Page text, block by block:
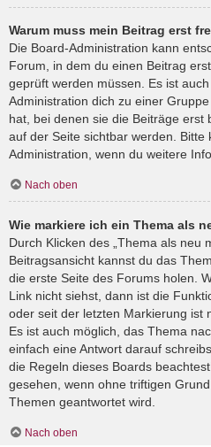
Warum muss mein Beitrag erst
Die Board-Administration kann
Forum, in dem du einen Beitrag
geprüft werden müssen. Es ist
Administration dich zu einer
hat, bei denen sie die Beiträge erst
auf der Seite sichtbar werden. Bitte
Administration, wenn du weitere
Nach oben
Wie markiere ich ein Thema als
Durch Klicken des „Thema als neu
Beitragsansicht kannst du das
die erste Seite des Forums holen.
Link nicht siehst, dann ist die
oder seit der letzten Markierung ist
Es ist auch möglich, das Thema
einfach eine Antwort darauf
die Regeln dieses Boards
gesehen, wenn ohne triftigen
Themen geantwortet wird.
Nach oben